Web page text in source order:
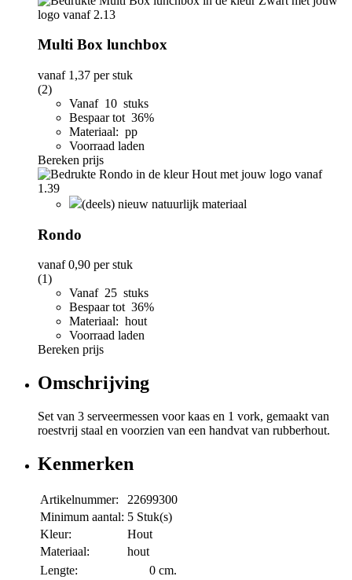
Multi Box lunchbox
vanaf 1,37 per stuk
(2)
Vanaf 10 stuks
Bespaar tot 36%
Materiaal: pp
Voorraad laden
Bereken prijs
(deels) nieuw natuurlijk materiaal
Rondo
vanaf0,90 per stuk
(1)
Vanaf 25 stuks
Bespaar tot 36%
Materiaal: hout
Voorraad laden
Bereken prijs
Omschrijving
Set van 3 serveermessen voor kaas en 1 vork, gemaakt van
roestvrij staal en voorzien van een handvat van rubberhout.
Kenmerken
Artikelnummer:
22699300
Minimum aantal: 5 Stuk(s)
Kleur:
Hout
Materiaal:
hout
Lengte:
0 cm.